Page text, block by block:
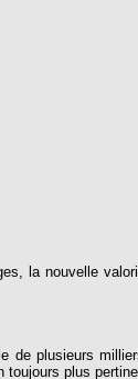
la nouvelle
plusieurs
plus